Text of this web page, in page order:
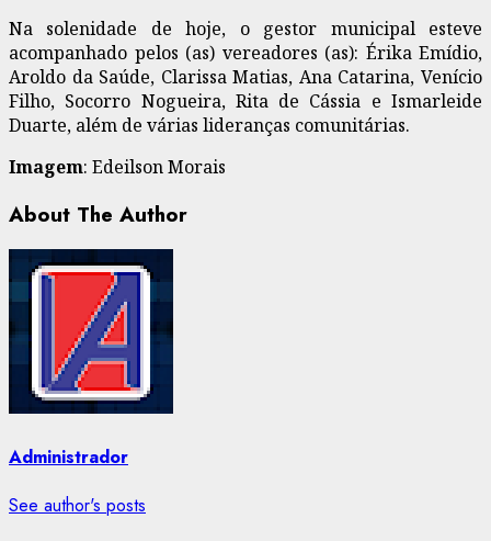
Na solenidade de hoje, o gestor municipal esteve
acompanhado pelos (as) vereadores (as): Érika Emídio,
Aroldo da Saúde, Clarissa Matias, Ana Catarina, Venício
Filho, Socorro Nogueira, Rita de Cássia e Ismarleide
Duarte, além de várias lideranças comunitárias.
Imagem: Edeilson Morais
About The Author
Administrador
See author's posts